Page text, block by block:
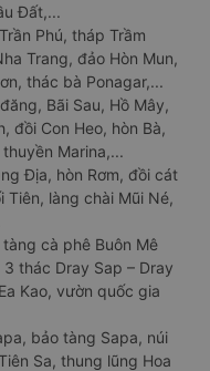
Đất,...
Phú, tháp Trầm
Trang, đảo Hòn Mun,
thác bà Ponagar,...
Bãi Sau, Hồ Mây,
đồi Con Heo, hòn Bà,
Marina,...
Địa, hòn Rơm, đồi cát
Tiên, làng chài Mũi Né,
tàng cà phê Buôn Mê
thác Dray Sap – Dray
Kao, vườn quốc gia
bảo tàng Sapa, núi
Sa, thung lũng Hoa